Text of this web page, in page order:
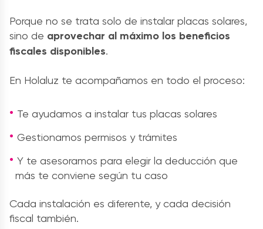
Porque no se trata solo de instalar placas solares,
sino de aprovechar al máximo los beneficios
fiscales disponibles.
En Holaluz te acompañamos en todo el proceso:
Te ayudamos a instalar tus placas solares
Gestionamos permisos y trámites
Y te asesoramos para elegir la deducción que
más te conviene según tu caso
Cada instalación es diferente, y cada decisión
fiscal también.